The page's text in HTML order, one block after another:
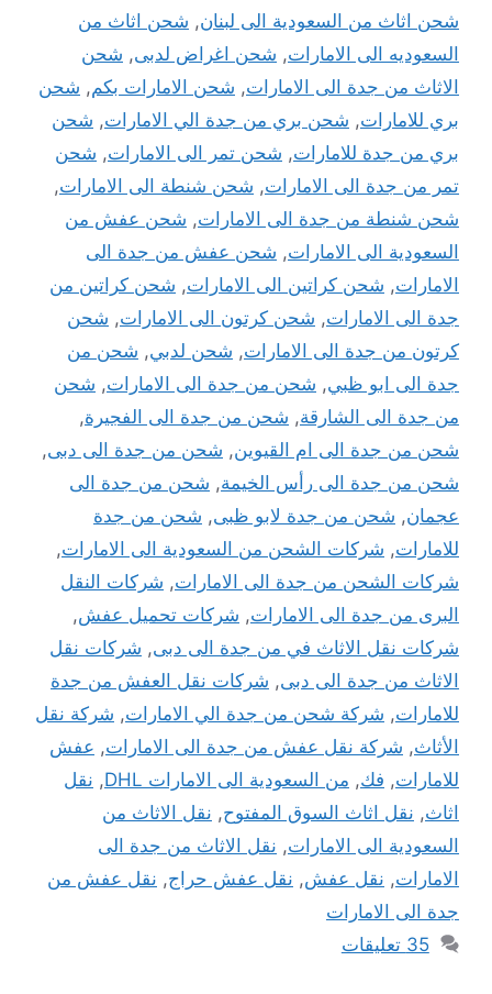
شحن اثاث من السعودية الى لبنان, شحن اثاث من
السعوديه الى الامارات, شحن اغراض لدبى, شحن
الاثاث من جدة الى الامارات, شحن الامارات بكم, شحن
بري للامارات, شحن بري من جدة الي الامارات, شحن
بري من جدة للامارات, شحن تمر الى الامارات, شحن
تمر من جدة الى الامارات, شحن شنطة الى الامارات,
شحن شنطة من جدة الى الامارات, شحن عفش من
السعودية الى الامارات, شحن عفش من جدة الى
الامارات, شحن كراتين الى الامارات, شحن كراتين من
جدة الى الامارات, شحن كرتون الى الامارات, شحن
كرتون من جدة الى الامارات, شحن لدبي, شحن من
جدة الى ابو ظبي, شحن من جدة الى الامارات, شحن
من جدة الى الشارقة, شحن من جدة الى الفجيرة,
شحن من جدة الى ام القيوين, شحن من جدة الى دبى,
شحن من جدة الى رأس الخيمة, شحن من جدة الى
عجمان, شحن من جدة لابو ظبى, شحن من جدة
للامارات, شركات الشحن من السعودية الى الامارات,
شركات الشحن من جدة الى الامارات, شركات النقل
البرى من جدة الى الامارات, شركات تحميل عفش,
شركات نقل الاثاث في من جدة الى دبى, شركات نقل
الاثاث من جدة الى دبى, شركات نقل العفش من جدة
للامارات, شركة شحن من جدة الي الامارات, شركة نقل
الأثاث, شركة نقل عفش من جدة الى الامارات, عفش
للامارات, فك, من السعودية الى الامارات DHL , نقل
اثاث, نقل اثاث السوق المفتوح, نقل الاثاث من
السعودية الى الامارات, نقل الاثاث من جدة الى
الامارات, نقل عفش, نقل عفش حراج, نقل عفش من
جدة الى الامارات
35 تعليقات